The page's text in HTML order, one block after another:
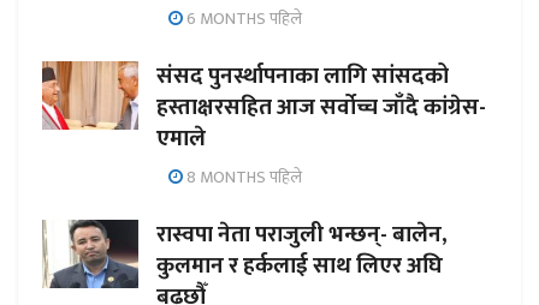
6 MONTHS पहिले
संसद पुनर्स्थापनाका लागि सांसदको
हस्ताक्षरसहित आज सर्वोच्च जाँदै कांग्रेस-
एमाले
8 MONTHS पहिले
रास्वपा नेता पराजुली भन्छन्- बालेन,
कुलमान र हर्कलाई साथ लिएर अघि
बढ्छौँ